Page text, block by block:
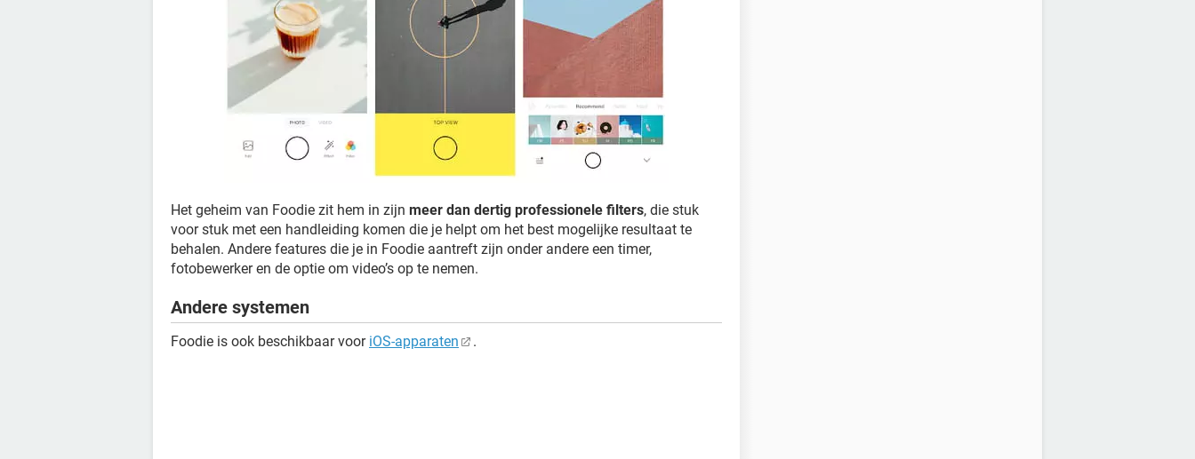
Het geheim van Foodie zit hem in zijn meer dan dertig professionele filters, die stuk
voor stuk met een handleiding komen die je helpt om het best mogelijke resultaat te
behalen. Andere features die je in Foodie aantreft zijn onder andere een timer,
fotobewerker en de optie om video’s op te nemen.
Andere systemen
Foodie is ook beschikbaar voor iOS-apparaten .